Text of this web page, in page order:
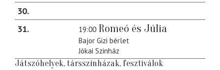
30
31
19:00 Romeó és Júlia
Bajor Gizi bérlet
Jókai Szinház
Játszóhelyek, társszínházak, fesztiválok